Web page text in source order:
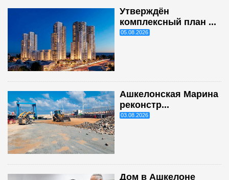
Утверждён
комплексный план ...
05.08.2026
Ашкелонская Марина
реконстр...
03.08.2026
Дом в Ашкелоне